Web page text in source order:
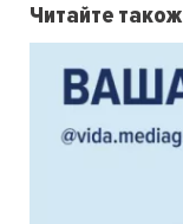
Читайте також